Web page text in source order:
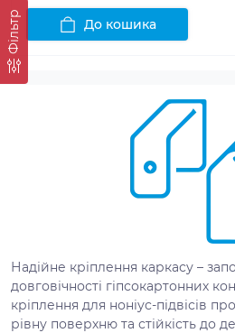
Фільтр До кошика
Надійне кріплення каркасу –
довговічності гіпсокартонних
кріплення для ноніус-підвісів
рівну поверхню та стійкість до